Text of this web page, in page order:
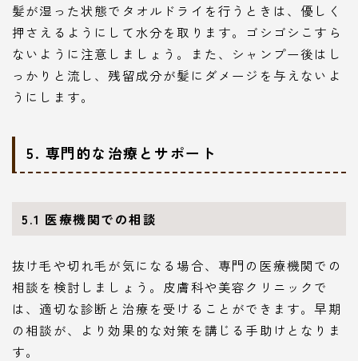
髪が湿った状態でタオルドライを行うときは、優しく
押さえるようにして水分を取ります。ゴシゴシこすら
ないように注意しましょう。また、シャンプー後はし
っかりと流し、残留成分が髪にダメージを与えないよ
うにします。
5. 専門的な治療とサポート
5.1 医療機関での相談
抜け毛や切れ毛が気になる場合、専門の医療機関での
相談を検討しましょう。皮膚科や美容クリニックで
は、適切な診断と治療を受けることができます。早期
の相談が、より効果的な対策を講じる手助けとなりま
す。